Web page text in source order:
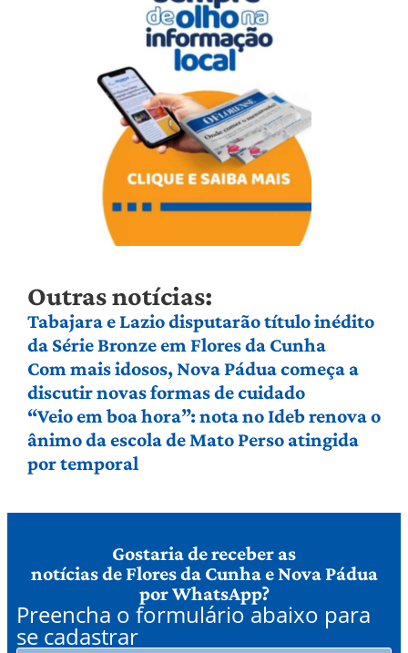
Outras notícias:
Tabajara e Lazio disputarão título inédito
da Série Bronze em Flores da Cunha
Com mais idosos, Nova Pádua começa a
discutir novas formas de cuidado
“Veio em boa hora”: nota no Ideb renova o
ânimo da escola de Mato Perso atingida
por temporal
Gostaria de receber as
notícias de Flores da Cunha e Nova Pádua
por WhatsApp?
Preencha o formulário abaixo para
se cadastrar